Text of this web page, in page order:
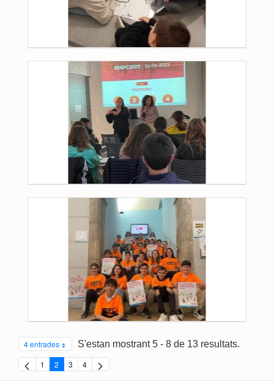
4 entrades S'estan mostrant 5 - 8 de 13 resultats.
Pàgina
1 Pàgina
2 Pàgina
3 Pàgina
4